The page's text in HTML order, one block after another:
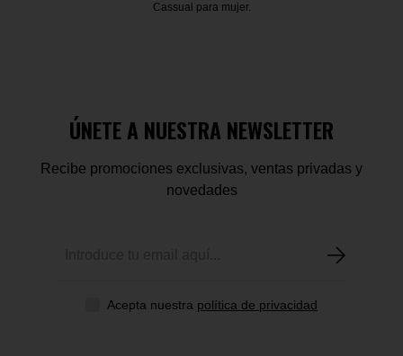
Cassual para mujer.
ÚNETE A NUESTRA NEWSLETTER
Recibe promociones exclusivas, ventas privadas y
novedades
Acepta nuestra política de privacidad